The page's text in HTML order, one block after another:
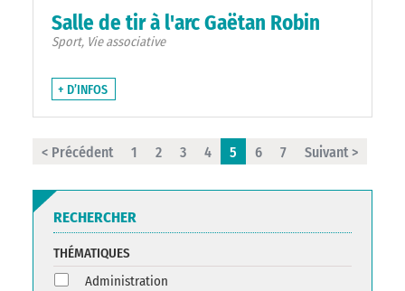
Salle de tir à l'arc Gaëtan Robin
Sport, Vie associative
+ D’INFOS
< Précédent 1 2 3 4 5 6 7 Suivant >
RECHERCHER
THÉMATIQUES
Administration